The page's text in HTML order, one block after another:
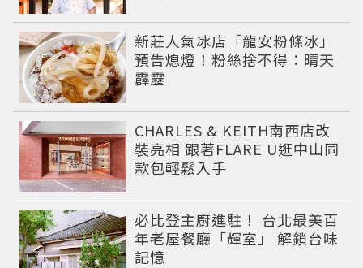
新莊人氣冰店「龍安粉條冰」
預告熄燈！粉絲捨不得：晴天
霹靂
CHARLES & KEITH南西店改
裝亮相 跟著FLARE U逛中山同
款包輕鬆入手
必比登主廚進駐！ 台北最美百
年老屋餐廳「輝室」 解鎖台味
記憶